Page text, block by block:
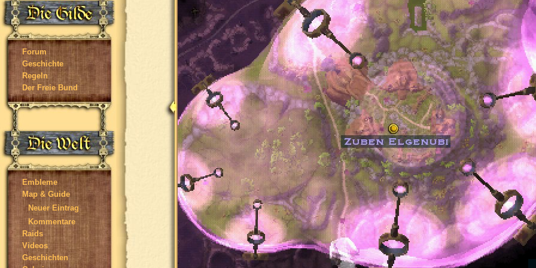
Forum
Geschichte
Regeln
Der Freie Bund
Embleme
Map & Guide
Neuer Eintrag
Kommentare
Raids
Videos
Geschichten